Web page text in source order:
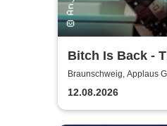
Bitch Is Back -
John Show
Braunschweig, Applaus
12.08.2026